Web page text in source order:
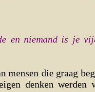
en niemand is je
mensen die graag
denken werden